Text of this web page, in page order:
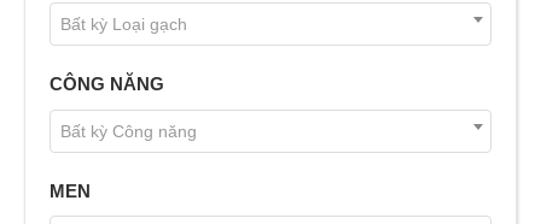
Bất kỳ Loại gạch
CÔNG NĂNG
Bất kỳ Công năng
MEN